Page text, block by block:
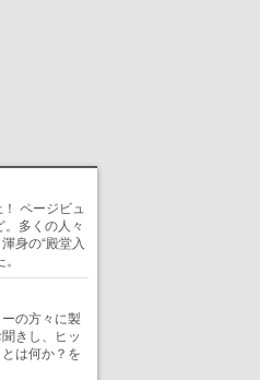
ページビュ
。多くの人々
身の“殿堂入
の方々に製
きし、ヒッ
は何か？を